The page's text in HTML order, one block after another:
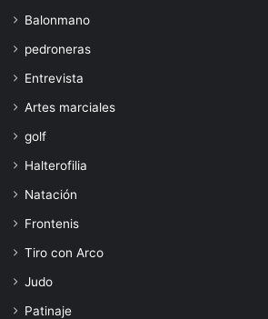
Balonmano
pedroneras
Entrevista
Artes marciales
golf
Halterofilia
Natación
Frontenis
Tiro con Arco
Judo
Patinaje